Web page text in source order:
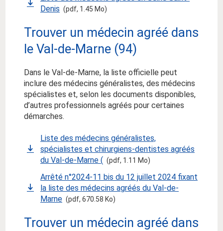
Denis (pdf, 1.45 Mo)
Trouver un médecin agréé dans
le Val-de-Marne (94)
Dans le Val-de-Marne, la liste officielle peut
inclure des médecins généralistes, des médecins
spécialistes et, selon les documents disponibles,
d’autres professionnels agréés pour certaines
démarches.
Liste des médecins généralistes,
spécialistes et chirurgiens-dentistes agréés
du Val-de-Marne ( (pdf, 1.11 Mo)
Arrêté n°2024-11 bis du 12 juillet 2024 fixant
la liste des médecins agréés du Val-de-
Marne (pdf, 670.58 Ko)
Trouver un médecin agréé dans